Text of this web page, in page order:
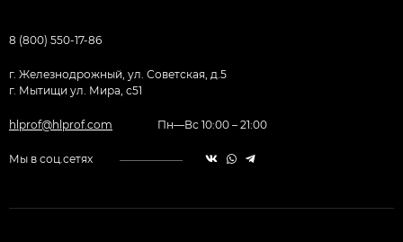
8 (800) 550-17-86
г. Железнодрожный, ул. Советская, д.5
г. Мытищи ул. Мира, с51
hlprof@hlprof.com Пн—Вс 10:00 – 21:00
Мы в соц.сетях